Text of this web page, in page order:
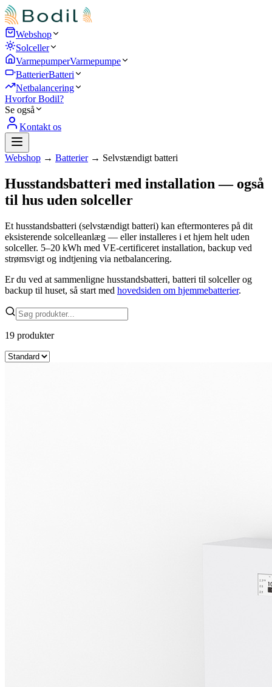
Webshop
Solceller
VarmepumperVarmepumpe
BatterierBatteri
Netbalancering
Hvorfor Bodil?
Se også
Kontakt os
Webshop → Batterier → Selvstændigt batteri
Husstandsbatteri med installation — også
til hus uden solceller
Et husstandsbatteri (selvstændigt batteri) kan eftermonteres på dit
eksisterende solcelleanlæg — eller installeres i et hjem helt uden
solceller. 5–20 kWh med VE-certificeret installation, backup ved
strømsvigt og indtjening via netbalancering.
Er du ved at sammenligne husstandsbatteri, batteri til solceller og
backup til huset, så start med hovedsiden om hjemmebatterier.
19 produkter